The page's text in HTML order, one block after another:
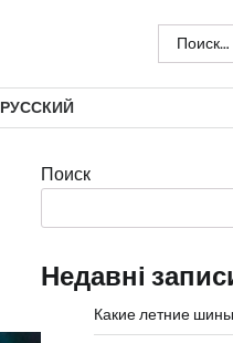
Найти:
РУССКИЙ
Поиск
Недавні
Какие летние